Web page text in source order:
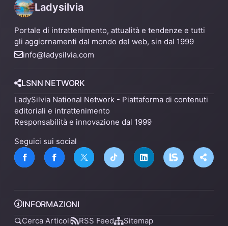
Ladysilvia
Portale di intrattenimento, attualità e tendenze e tutti
gli aggiornamenti dal mondo del web, sin dal 1999
info@ladysilvia.com
LSNN NETWORK
LadySilvia National Network - Piattaforma di contenuti
editoriali e intrattenimento
Responsabilità e innovazione dal 1999
Seguici sui social
INFORMAZIONI
Cerca Articoli RSS Feed Sitemap